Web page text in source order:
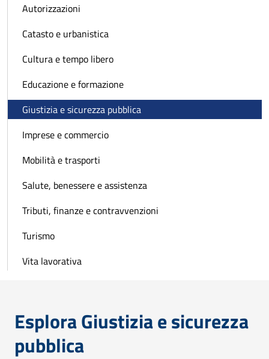
Autorizzazioni
Catasto e urbanistica
Cultura e tempo libero
Educazione e formazione
Giustizia e sicurezza pubblica
Imprese e commercio
Mobilità e trasporti
Salute, benessere e assistenza
Tributi, finanze e contravvenzioni
Turismo
Vita lavorativa
Esplora Giustizia e sicurezza
pubblica